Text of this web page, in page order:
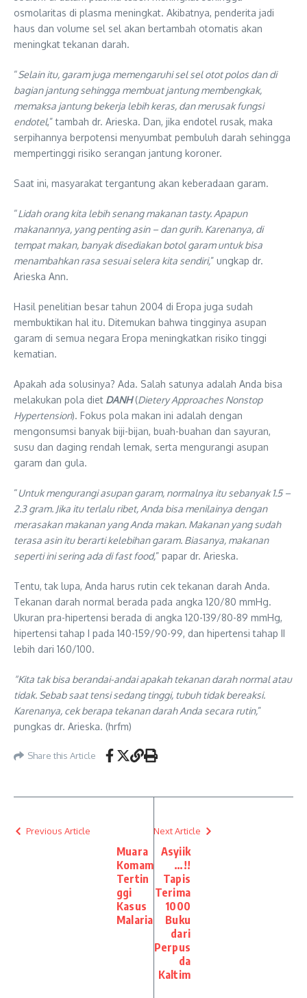
osmolaritas di plasma meningkat. Akibatnya, penderita jadi
haus dan volume sel sel akan bertambah otomatis akan
meningkat tekanan darah.
“Selain itu, garam juga memengaruhi sel sel otot polos dan di
bagian jantung sehingga membuat jantung membengkak,
memaksa jantung bekerja lebih keras, dan merusak fungsi
endotel,” tambah dr. Arieska. Dan, jika endotel rusak, maka
serpihannya berpotensi menyumbat pembuluh darah sehingga
mempertinggi risiko serangan jantung koroner.
Saat ini, masyarakat tergantung akan keberadaan garam.
“Lidah orang kita lebih senang makanan tasty. Apapun
makanannya, yang penting asin – dan gurih. Karenanya, di
tempat makan, banyak disediakan botol garam untuk bisa
menambahkan rasa sesuai selera kita sendiri,” ungkap dr.
Arieska Ann.
Hasil penelitian besar tahun 2004 di Eropa juga sudah
membuktikan hal itu. Ditemukan bahwa tingginya asupan
garam di semua negara Eropa meningkatkan risiko tinggi
kematian.
Apakah ada solusinya? Ada. Salah satunya adalah Anda bisa
melakukan pola diet DANH(Dietery Approaches Nonstop
Hypertension). Fokus pola makan ini adalah dengan
mengonsumsi banyak biji-bijan, buah-buahan dan sayuran,
susu dan daging rendah lemak, serta mengurangi asupan
garam dan gula.
“Untuk mengurangi asupan garam, normalnya itu sebanyak 1.5 –
2.3 gram. Jika itu terlalu ribet, Anda bisa menilainya dengan
merasakan makanan yang Anda makan. Makanan yang sudah
terasa asin itu berarti kelebihan garam. Biasanya, makanan
seperti ini sering ada di fast food,” papar dr. Arieska.
Tentu, tak lupa, Anda harus rutin cek tekanan darah Anda.
Tekanan darah normal berada pada angka 120/80 mmHg.
Ukuran pra-hipertensi berada di angka 120-139/80-89 mmHg,
hipertensi tahap I pada 140-159/90-99, dan hipertensi tahap II
lebih dari 160/100.
“Kita tak bisa berandai-andai apakah tekanan darah normal atau
tidak. Sebab saat tensi sedang tinggi, tubuh tidak bereaksi.
Karenanya, cek berapa tekanan darah Anda secara rutin,”
pungkas dr. Arieska. (hrfm)
Share this Article
Previous Article
Muara
Komam
Tertin
ggi
Kasus
Malaria
Next Article
Asyiik
…!!
Tapis
Terima
1000
Buku
dari
Perpus
da
Kaltim